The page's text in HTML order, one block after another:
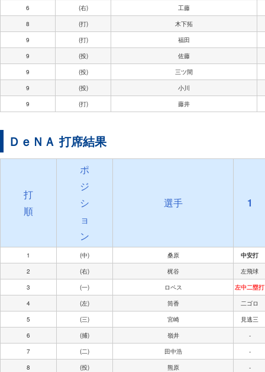
6
(右)
工藤
8
(打)
木下拓
9
(打)
福田
9
(投)
佐藤
9
(投)
三ツ間
9
(投)
小川
9
(打) 藤井
ＤｅＮＡ 打席結果
打
順
ポ
ジ
シ
ョ
ン
選手 1
1 (中) 桑原
中安打
2
(右) 梶谷
左飛球
3
(一) ロペス
左中二塁打
4
(左) 筒香
二ゴロ
5
(三) 宮崎
見逃三
6
(捕) 嶺井
-
7
(二) 田中浩
-
8
(投) 熊原
-